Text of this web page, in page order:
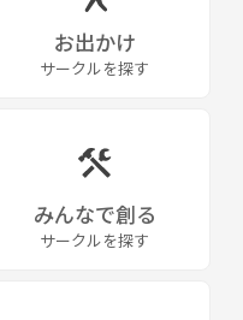
お出かけ
サークルを探す
みんなで創る
サークルを探す